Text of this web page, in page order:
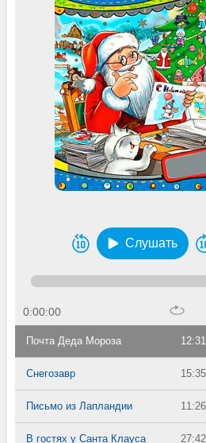
Слушать
0:00:00
12:31
Почта Деда Мороза
15:35
Снегозавр
11:26
Письмо из Лапландии
27:42
В гостях у Санта Клауса